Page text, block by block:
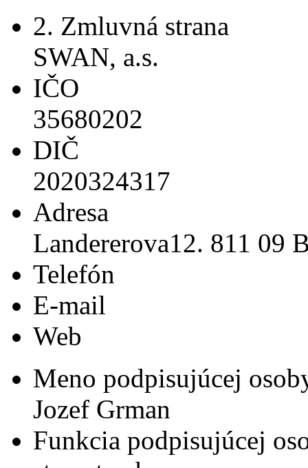
2. Zmluvná strana
SWAN, a.s.
IČO
35680202
DIČ
2020324317
Adresa
Landererova12. 811 09
Telefón
E-mail
Web
Meno podpisujúcej
Jozef Grman
Funkcia podpisujúcej